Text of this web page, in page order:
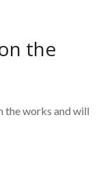
the
the works and will